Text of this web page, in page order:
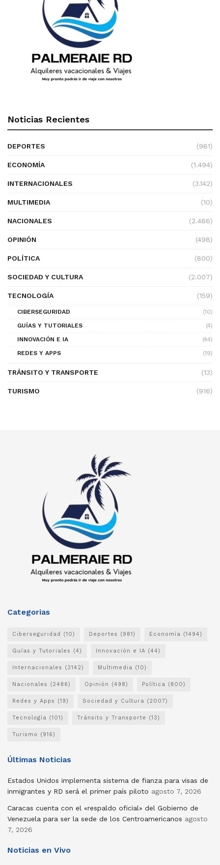
Noticias Recientes
DEPORTES (981)
ECONOMÍA (1.494)
INTERNACIONALES (3.142)
MULTIMEDIA (10)
NACIONALES (2.486)
OPINIÓN (498)
POLÍTICA (800)
SOCIEDAD Y CULTURA (2.007)
TECNOLOGÍA (159)
CIBERSEGURIDAD
(10)
GUÍAS Y TUTORIALES
(4)
INNOVACIÓN E IA
(44)
REDES Y APPS
(19)
TRÁNSITO Y TRANSPORTE (13)
TURISMO (916)
Categorias
Ciberseguridad (10) Deportes (981) Economía (1494)
Guías y Tutoriales (4) Innovación e IA (44)
Internacionales (3142) Multimedia (10)
Nacionales (2486) Opinión (498) Política (800)
Redes y Apps (19) Sociedad y Cultura (2007)
Tecnología (101) Tránsito y Transporte (13)
Turismo (916)
Últimas Noticias
Estados Unidos implementa sistema de fianza para visas de
inmigrantes y RD será el primer país piloto agosto 7, 2026
Caracas cuenta con el «respaldo oficial» del Gobierno de
Venezuela para ser la sede de los Centroamericanos agosto
7, 2026
Noticias en Vivo